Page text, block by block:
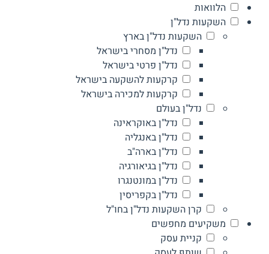
הלוואות
השקעות נדל"ן
השקעות נדל"ן בארץ
נדל"ן מסחרי בישראל
נדל"ן פרטי בישראל
קרקעות להשקעה בישראל
קרקעות למכירה בישראל
נדל"ן בעולם
נדל"ן באוקראינה
נדל"ן באנגליה
נדל"ן בארה"ב
נדל"ן בגיאורגיה
נדל"ן במונטנגרו
נדל"ן בקפריסין
קרן השקעות נדל"ן בחו"ל
משקיעים מחפשים
קניית עסק